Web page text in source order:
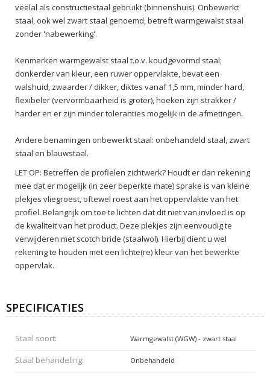
veelal als constructiestaal gebruikt (binnenshuis). Onbewerkt
staal, ook wel zwart staal genoemd, betreft warmgewalst staal
zonder 'nabewerking'.
Kenmerken warmgewalst staal t.o.v. koudgevormd staal;
donkerder van kleur, een ruwer oppervlakte, bevat een
walshuid, zwaarder / dikker, diktes vanaf 1,5 mm, minder hard,
flexibeler (vervormbaarheid is groter), hoeken zijn strakker /
harder en er zijn minder toleranties mogelijk in de afmetingen.
Andere benamingen onbewerkt staal: onbehandeld staal, zwart
staal en blauwstaal.
LET OP: Betreffen de profielen zichtwerk? Houdt er dan rekening
mee dat er mogelijk (in zeer beperkte mate) sprake is van kleine
plekjes vliegroest, oftewel roest aan het oppervlakte van het
profiel. Belangrijk om toe te lichten dat dit niet van invloed is op
de kwaliteit van het product. Deze plekjes zijn eenvoudig te
verwijderen met scotch bride (staalwol). Hierbij dient u wel
rekening te houden met een lichte(re) kleur van het bewerkte
oppervlak.
SPECIFICATIES
Staal soort: Warmgewalst (WGW) - zwart staal
Staal behandeling: Onbehandeld